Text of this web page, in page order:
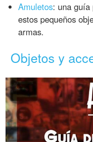
Amuletos: una guía
estos pequeños
armas.
Objetos y